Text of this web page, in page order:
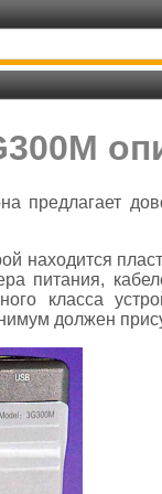
предлагает
находится
питания,
класса
должен